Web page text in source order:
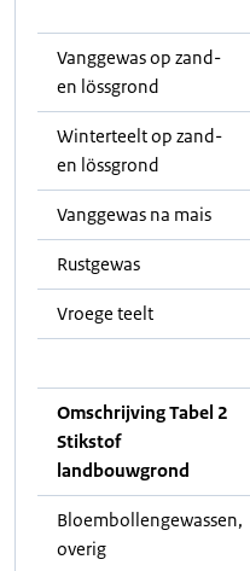
Vanggewas op zand-
en lössgrond
Winterteelt op zand-
en lössgrond
Vanggewas na mais
Rustgewas
Vroege teelt
Omschrijving Tabel 2
Stikstof
landbouwgrond
Bloembollengewassen,
overig